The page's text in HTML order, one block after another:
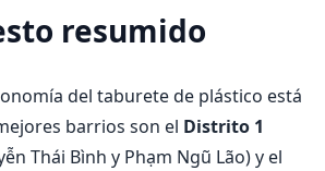
resumido
del taburete de plástico está
barrios son el Distrito 1
Thái Bình y Phạm Ngũ Lão) y el